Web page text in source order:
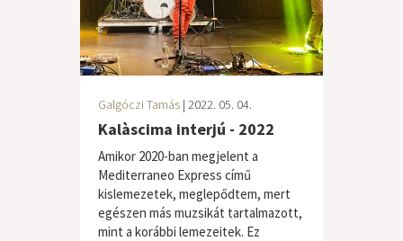
Galgóczi Tamás | 2022. 05. 04.
Kalàscima interjú - 2022
Amikor 2020-ban megjelent a
Mediterraneo Express című
kislemezetek, meglepődtem, mert
egészen más muzsikát tartalmazott,
mint a korábbi lemezeitek. Ez